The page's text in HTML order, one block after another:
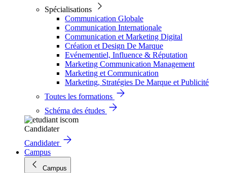
Spécialisations
Communication Globale
Communication Internationale
Communication et Marketing Digital
Création et Design De Marque
Evénementiel, Influence & Réputation
Marketing Communication Management
Marketing et Communication
Marketing, Stratégies De Marque et Publicité
Toutes les formations
Schéma des études
Candidater
Candidater
Campus
Campus